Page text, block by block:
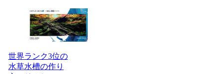
世界ランク3位の
水草水槽の作り